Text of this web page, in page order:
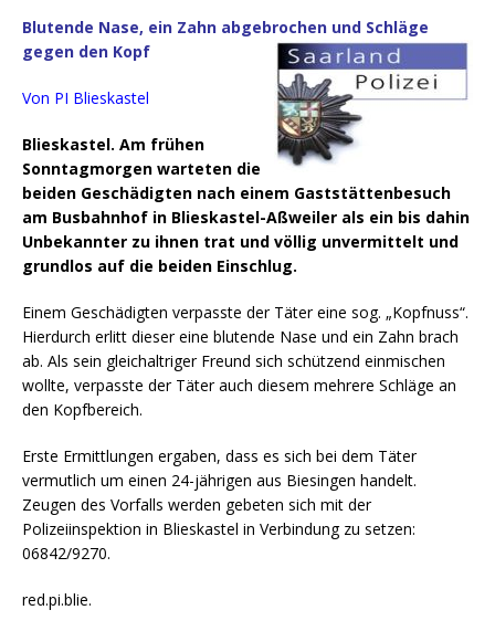
Blutende Nase, ein Zahn abgebrochen und Schläge
gegen den Kopf
Von PI Blieskastel
Blieskastel. Am frühen
Sonntagmorgen warteten die
beiden Geschädigten nach einem Gaststättenbesuch
am Busbahnhof in Blieskastel-Aßweiler als ein bis dahin
Unbekannter zu ihnen trat und völlig unvermittelt und
grundlos auf die beiden Einschlug.
Einem Geschädigten verpasste der Täter eine sog. „Kopfnuss“.
Hierdurch erlitt dieser eine blutende Nase und ein Zahn brach
ab. Als sein gleichaltriger Freund sich schützend einmischen
wollte, verpasste der Täter auch diesem mehrere Schläge an
den Kopfbereich.
Erste Ermittlungen ergaben, dass es sich bei dem Täter
vermutlich um einen 24-jährigen aus Biesingen handelt.
Zeugen des Vorfalls werden gebeten sich mit der
Polizeiinspektion in Blieskastel in Verbindung zu setzen:
06842/9270.
red.pi.blie.